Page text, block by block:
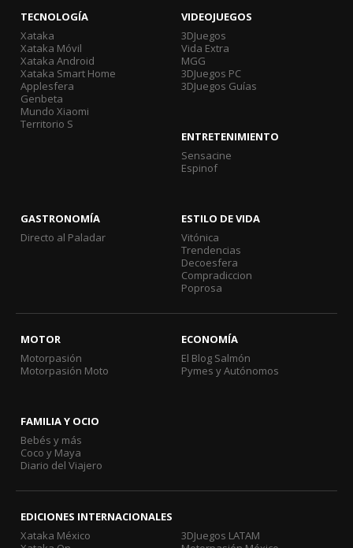
TECNOLOGÍA
Xataka
Xataka Móvil
Xataka Android
Xataka Smart Home
Applesfera
Genbeta
Mundo Xiaomi
Territorio S
VIDEOJUEGOS
3DJuegos
Vida Extra
MGG
3DJuegos PC
3DJuegos Guías
ENTRETENIMIENTO
Sensacine
Espinof
GASTRONOMÍA
Directo al Paladar
ESTILO DE VIDA
Vitónica
Trendencias
Decoesfera
Compradiccion
Poprosa
MOTOR
Motorpasión
Motorpasión Moto
ECONOMÍA
El Blog Salmón
Pymes y Autónomos
FAMILIA Y OCIO
Bebés y más
Coco y Maya
Diario del Viajero
EDICIONES INTERNACIONALES
Xataka México
3DJuegos LATAM